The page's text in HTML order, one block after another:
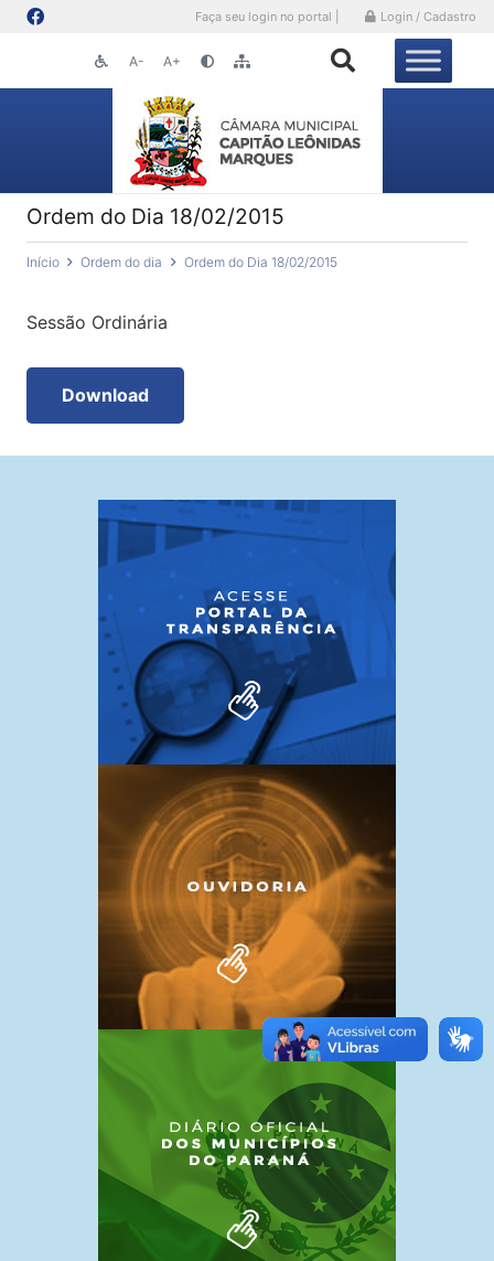
Faça seu login no portal | Login / Cadastro
A- A+
Ordem do Dia 18/02/2015
Início Ordem do dia Ordem do Dia 18/02/2015
Sessão Ordinária
Download